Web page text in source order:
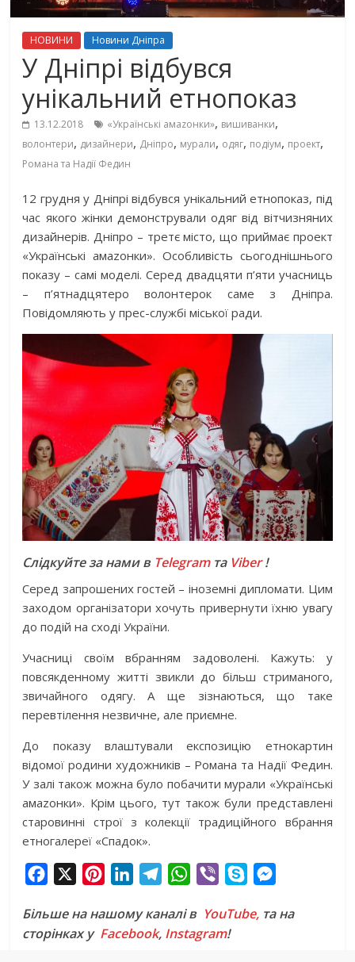
НОВИНИ Новини Дніпра
У Дніпрі відбувся
унікальний етнопоказ
13.12.2018 «Українські амаzонки», вишиванки,
волонтери, дизайнери, Дніпро, мурали, одяг, подіум, проект,
Романа та Надії Федин
12 грудня у Дніпрі відбувся унікальний етнопоказ, під
час якого жінки демонстрували одяг від вітчизняних
дизайнерів. Дніпро – третє місто, що приймає проект
«Українські амаzонки». Особливість сьогоднішнього
показу – самі моделі. Серед двадцяти п’яти учасниць
– п’ятнадцятеро волонтерок саме з Дніпра.
Повідомляють у прес-службі міської ради.
Слідкуйте за нами в Telegramта Viber!
Серед запрошених гостей – іноземні дипломати. Цим
заходом організатори хочуть привернути їхню увагу
до подій на сході України.
Учасниці своїм вбранням задоволені. Кажуть: у
повсякденному житті звикли до більш стриманого,
звичайного одягу. А ще зізнаються, що таке
перевтілення незвичне, але приємне.
До показу влаштували експозицію етнокартин
відомої родини художників – Романа та Надії Федин.
У залі також можна було побачити мурали «Українські
амаzонки». Крім цього, тут також були представлені
старовинні строї з колекції традиційного вбрання
етногалереї «Спадок».
c
e
n
t
n
k
l
e
W
a
t
b
e
y
s
Більше на нашому каналі в YouTube, та на
сторінках у Facebook, Instagram!